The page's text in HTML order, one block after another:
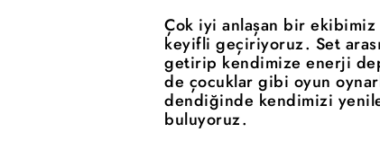
Çok iyi anlaşan bir ekibimiz
keyifli geçiriyoruz. Set
getirip kendimize enerji
de çocuklar gibi oyun
dendiğinde kendimizi
buluyoruz.